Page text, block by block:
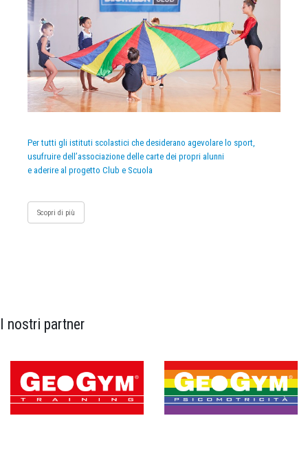
Per tutti gli istituti scolastici che desiderano agevolare lo sport,
usufruire dell’associazione delle carte dei propri alunni
e aderire al progetto Club e Scuola
Scopri di più
I nostri partner